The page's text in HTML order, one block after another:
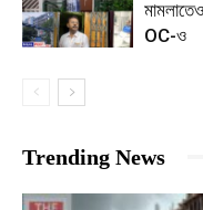
OC-ও
Trending News